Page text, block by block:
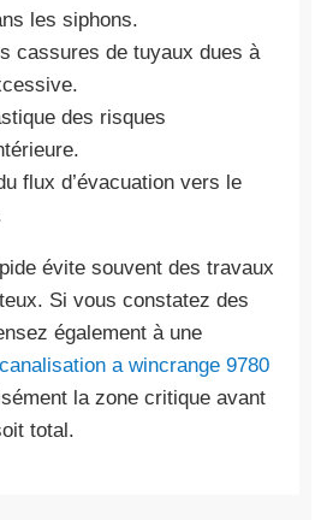
les siphons.
cassures de tuyaux dues à
des risques
flux d’évacuation vers le
évite souvent des travaux
Si vous constatez des
également à une
a wincrange 9780
la zone critique avant
total.